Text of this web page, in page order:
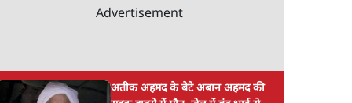
Advertisement
अतीक अहमद के बेटे अबान अहमद की